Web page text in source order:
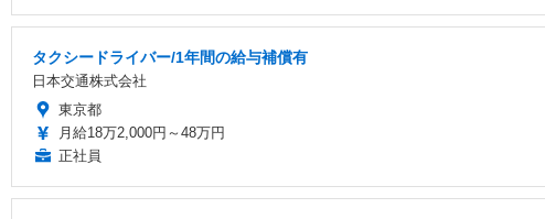
タクシードライバー/1年間の給与補償有
日本交通株式会社
東京都
月給18万2,000円～48万円
正社員